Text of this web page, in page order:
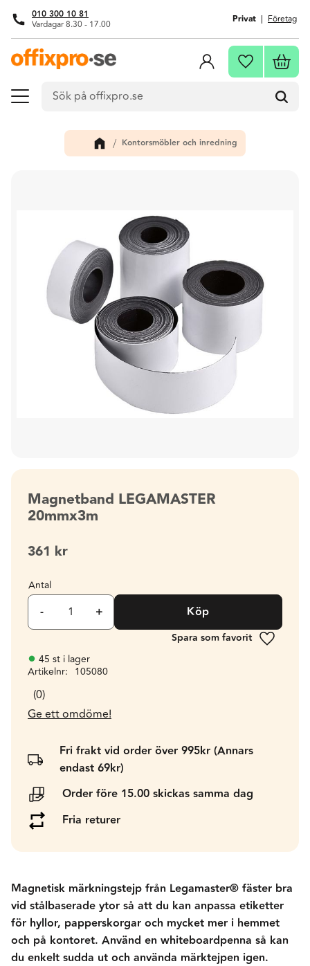
Meny
010 300 10 81
Vardagar 8.30 - 17.00 Privat Företag
Favoriter
Kontorsmöbler och inredning
Magnetband LEGAMASTER
20mmx3m
361 kr
Antal
+
- Köp
Lägg till
45 st i lager
Artikelnr
105080
0
Ge ett omdöme!
Fri frakt vid order över 995kr (Annars
endast 69kr)
Order före 15.00 skickas samma dag
Fria returer
Magnetisk märkningstejp från Legamaster® fäster bra
vid stålbaserade ytor så att du kan anpassa etiketter
för hyllor, papperskorgar och mycket mer i hemmet
och på kontoret. Använd en whiteboardpenna så kan
du enkelt sudda ut och använda märktejpen igen.